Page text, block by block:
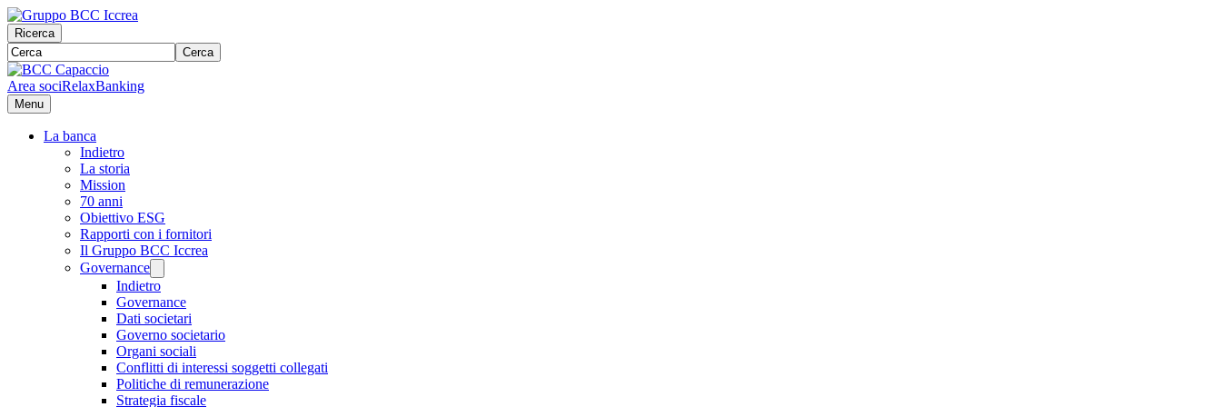
Ricerca
Cerca
Area sociRelaxBanking
Menu
La banca
Indietro
La storia
Mission
70 anni
Obiettivo ESG
Rapporti con i fornitori
Il Gruppo BCC Iccrea
Governance
Indietro
Governance
Dati societari
Governo societario
Organi sociali
Conflitti di interessi soggetti collegati
Politiche di remunerazione
Strategia fiscale